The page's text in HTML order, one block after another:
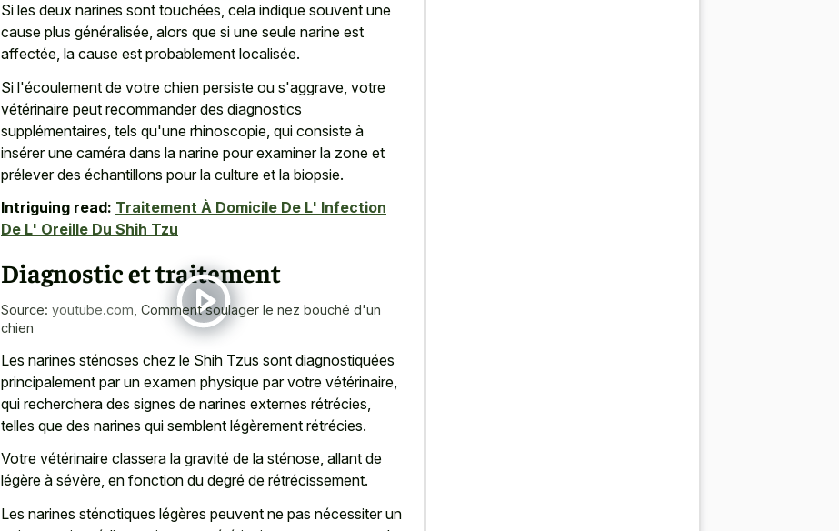
Si les deux narines sont touchées, cela indique souvent une
cause plus généralisée, alors que si une seule narine est
affectée, la cause est probablement localisée.
Si l'écoulement de votre chien persiste ou s'aggrave, votre
vétérinaire peut recommander des diagnostics
supplémentaires, tels qu'une rhinoscopie, qui consiste à
insérer une caméra dans la narine pour examiner la zone et
prélever des échantillons pour la culture et la biopsie.
Intriguing read: Traitement À Domicile De L' Infection
De L' Oreille Du Shih Tzu
Diagnostic et traitement
Source: youtube.com Comment soulager le nez bouché d'un
chien
Les narines sténoses chez le Shih Tzus sont diagnostiquées
principalement par un examen physique par votre vétérinaire,
qui recherchera des signes de narines externes rétrécies,
telles que des narines qui semblent légèrement rétrécies.
Votre vétérinaire classera la gravité de la sténose, allant de
légère à sévère, en fonction du degré de rétrécissement.
Les narines sténotiques légères peuvent ne pas nécessiter un